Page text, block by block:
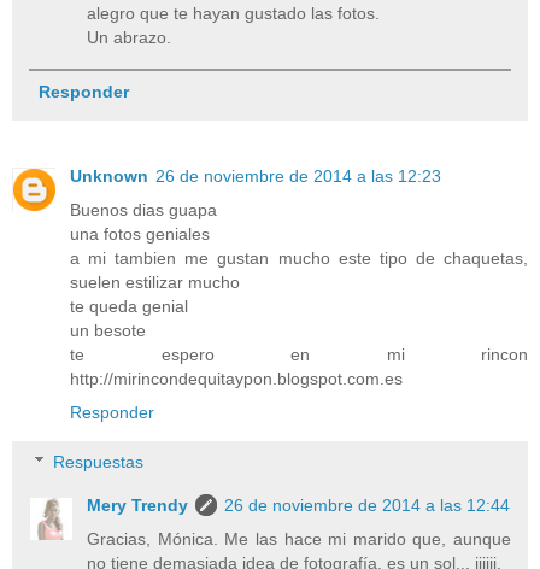
alegro que te hayan gustado las fotos.
Un abrazo.
Responder
Unknown 26 de noviembre de 2014 a las 12:23
Buenos dias guapa
una fotos geniales
a mi tambien me gustan mucho este tipo de chaquetas,
suelen estilizar mucho
te queda genial
un besote
te espero en mi rincon
http://mirincondequitaypon.blogspot.com.es
Responder
Respuestas
Mery Trendy
26 de noviembre de 2014 a las 12:44
Gracias, Mónica. Me las hace mi marido que, aunque
no tiene demasiada idea de fotografía, es un sol... jijiji.